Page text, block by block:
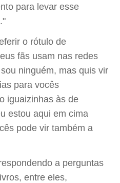
para levar esse
o rótulo de
fãs usam nas redes
ninguém, mas quis vir
para vocês
iguaizinhas às de
estou aqui em cima
pode vir também a
a perguntas
entre eles,